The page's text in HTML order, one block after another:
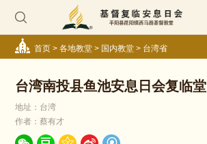
首页> 各地教堂> 国内教堂> 台湾省
台湾南投县鱼池安息日会复临堂
地址：台湾
作者：蔡有才